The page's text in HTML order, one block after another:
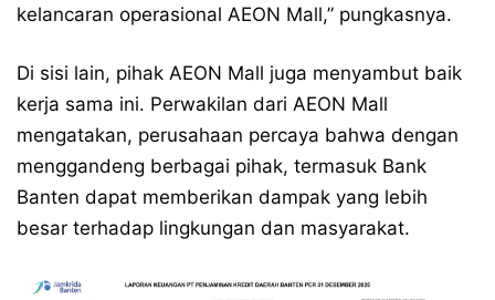
kelancaran operasional AEON Mall,” pungkasnya.
Di sisi lain, pihak AEON Mall juga menyambut baik
kerja sama ini. Perwakilan dari AEON Mall
mengatakan, perusahaan percaya bahwa dengan
menggandeng berbagai pihak, termasuk Bank
Banten dapat memberikan dampak yang lebih
besar terhadap lingkungan dan masyarakat.